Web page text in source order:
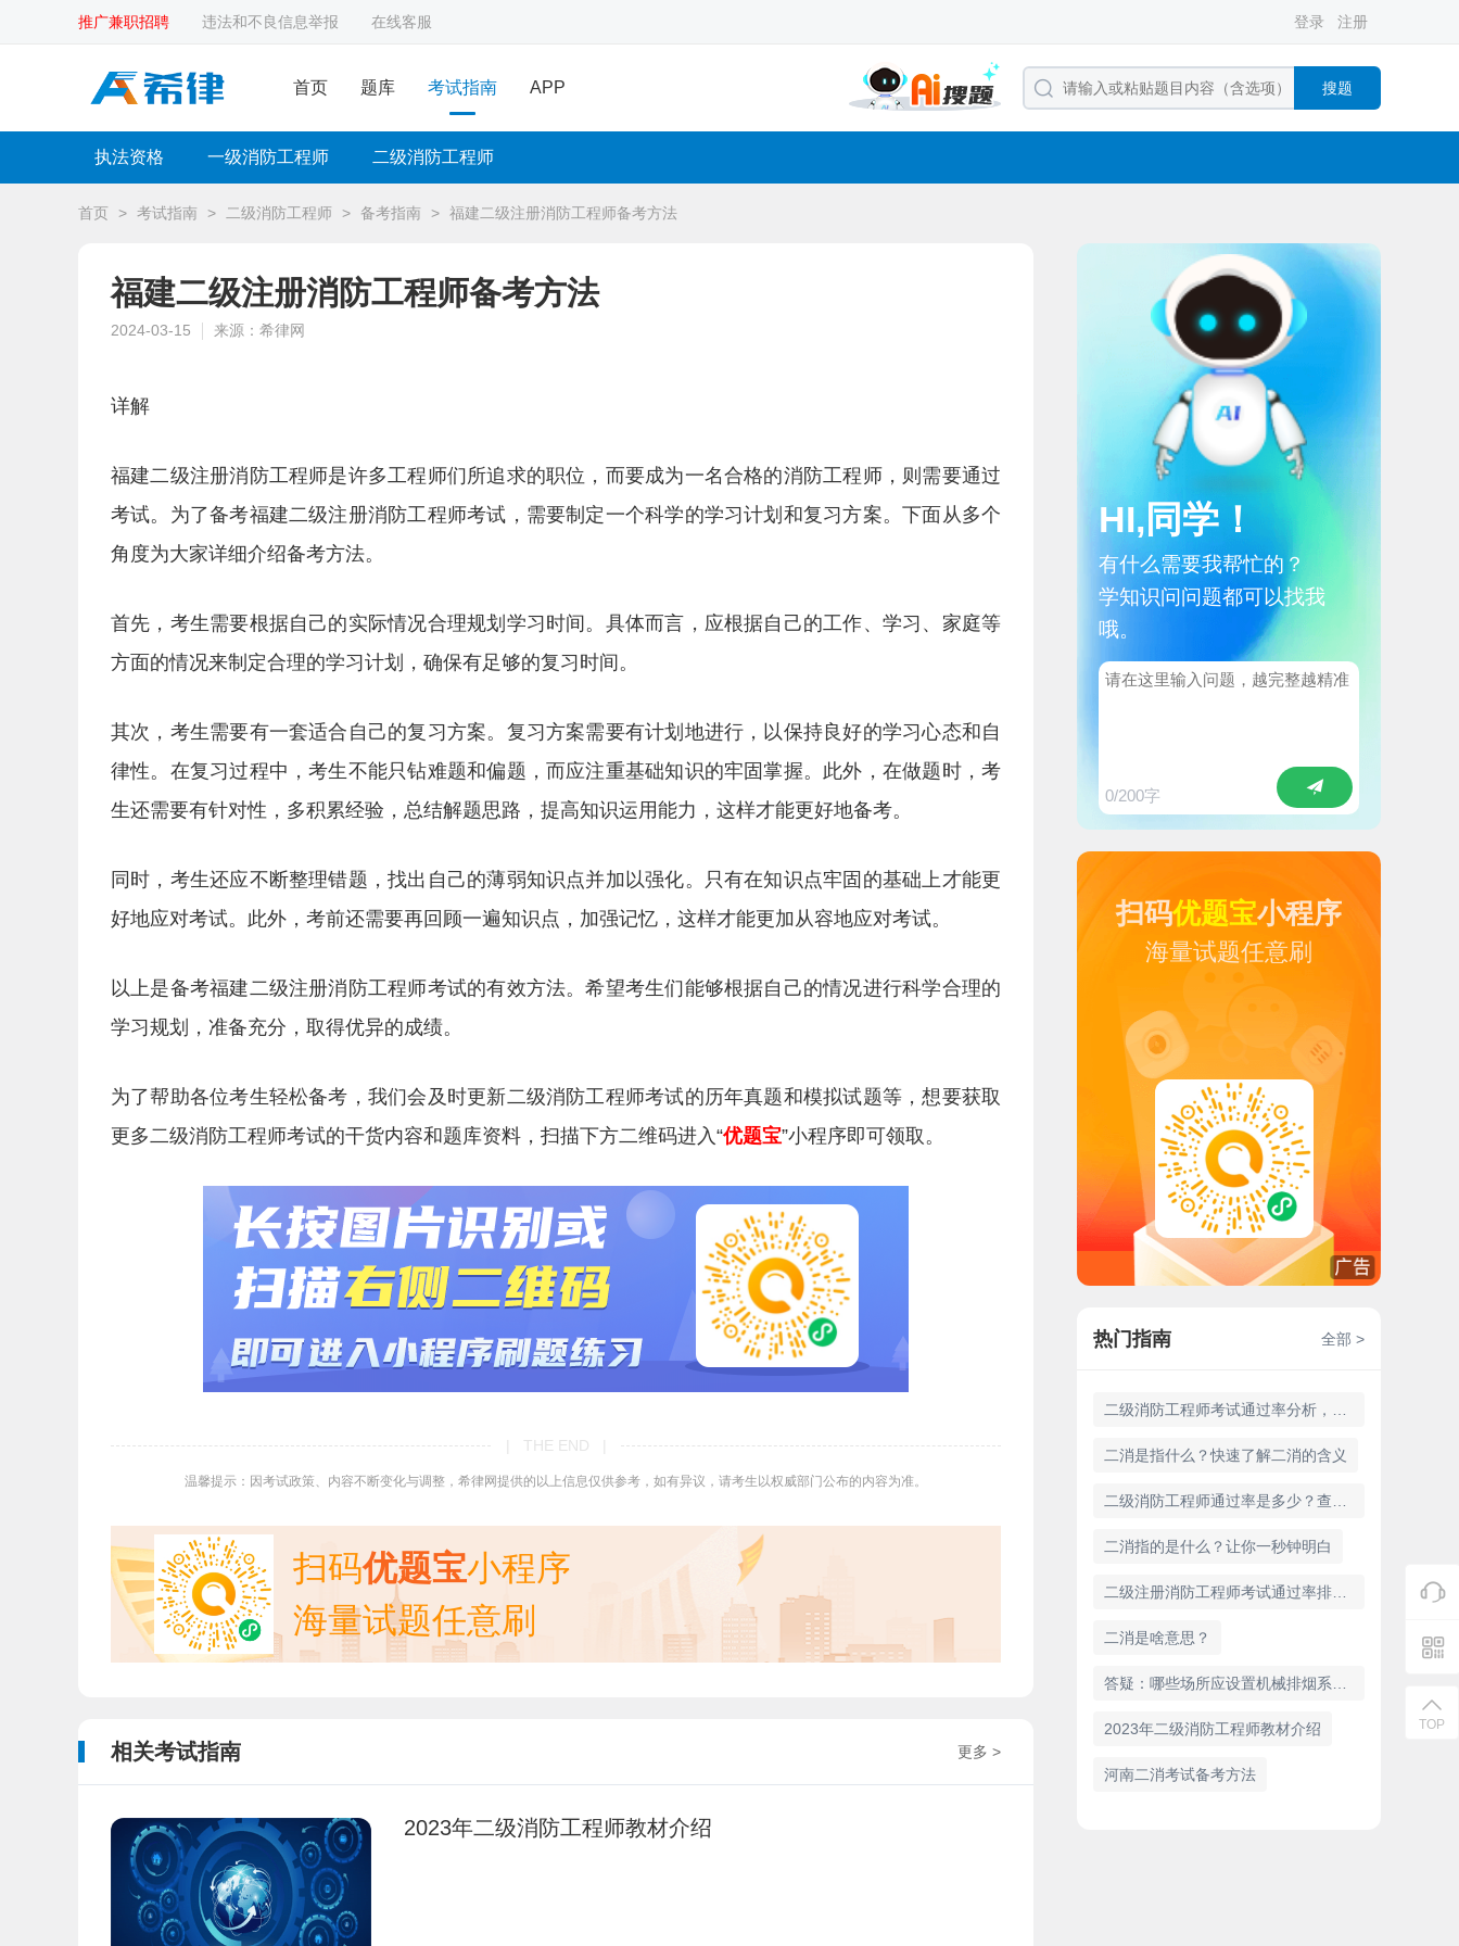
推广兼职招聘 违法和不良信息举报 在线客服 登录 注册
首页 题库 考试指南 APP 搜题
执法资格 一级消防工程师 二级消防工程师
首页 > 考试指南 > 二级消防工程师 > 备考指南 > 福建二级注册消防工程师备考方法
福建二级注册消防工程师备考方法
2024-03-15 来源：希律网
详解
福建二级注册消防工程师是许多工程师们所追求的职位，而要成为一名合格的消防工程师，则需要通过
考试。为了备考福建二级注册消防工程师考试，需要制定一个科学的学习计划和复习方案。下面从多个
角度为大家详细介绍备考方法。
首先，考生需要根据自己的实际情况合理规划学习时间。具体而言，应根据自己的工作、学习、家庭等
方面的情况来制定合理的学习计划，确保有足够的复习时间。
其次，考生需要有一套适合自己的复习方案。复习方案需要有计划地进行，以保持良好的学习心态和自
律性。在复习过程中，考生不能只钻难题和偏题，而应注重基础知识的牢固掌握。此外，在做题时，考
生还需要有针对性，多积累经验，总结解题思路，提高知识运用能力，这样才能更好地备考。
同时，考生还应不断整理错题，找出自己的薄弱知识点并加以强化。只有在知识点牢固的基础上才能更
好地应对考试。此外，考前还需要再回顾一遍知识点，加强记忆，这样才能更加从容地应对考试。
以上是备考福建二级注册消防工程师考试的有效方法。希望考生们能够根据自己的情况进行科学合理的
学习规划，准备充分，取得优异的成绩。
为了帮助各位考生轻松备考，我们会及时更新二级消防工程师考试的历年真题和模拟试题等，想要获取
更多二级消防工程师考试的干货内容和题库资料，扫描下方二维码进入“优题宝”小程序即可领取。
| THE END |
温馨提示：因考试政策、内容不断变化与调整，希律网提供的以上信息仅供参考，如有异议，请考生以权威部门公布的内容为准。
扫码优题宝小程序
海量试题任意刷
相关考试指南 更多 >
2023年二级消防工程师教材介绍
HI,同学！
有什么需要我帮忙的？
学知识问问题都可以找我
哦。
0/200字
扫码优题宝小程序
海量试题任意刷
热门指南 全部 >
二消是指什么？快速了解二消的含义
二消指的是什么？让你一秒钟明白
二消是啥意思？
2023年二级消防工程师教材介绍
河南二消考试备考方法
TOP